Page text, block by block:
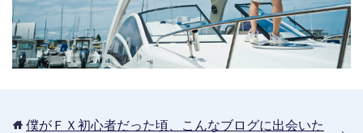
僕がＦＸ初心者だった頃、こんなブログに出会いた